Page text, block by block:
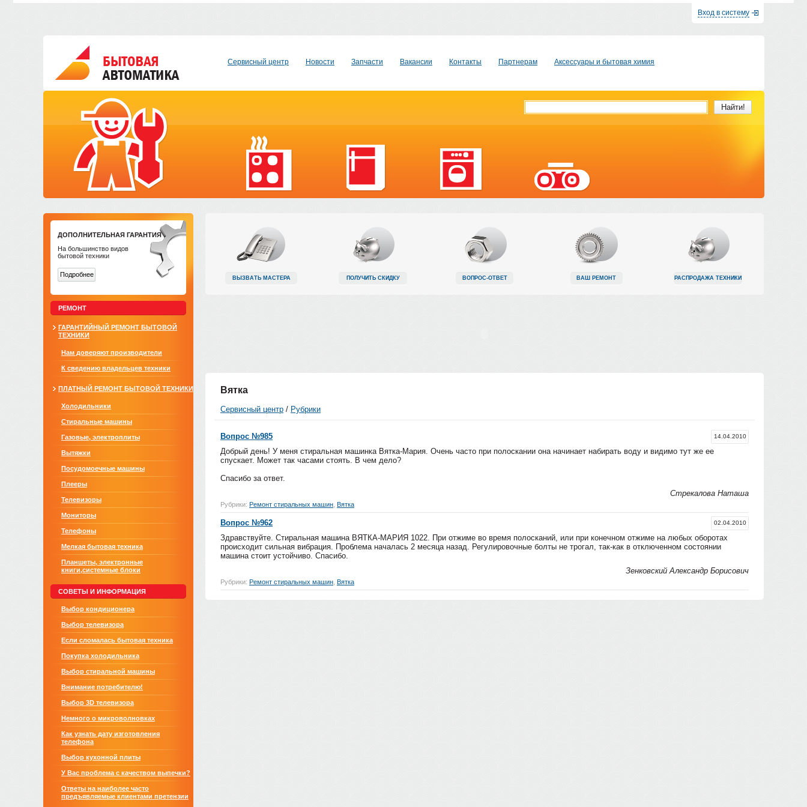
Вход в систему
Сервисный центр Новости Запчасти Вакансии Контакты Партнерам Аксессуары и бытовая химия
ДОПОЛНИТЕЛЬНАЯ ГАРАНТИЯ
На большинство видов
бытовой техники
Подробнее
РЕМОНТ
ГАРАНТИЙНЫЙ РЕМОНТ БЫТОВОЙ
ТЕХНИКИ
Нам доверяют производители
К сведению владельцев техники
ПЛАТНЫЙ РЕМОНТ БЫТОВОЙ ТЕХНИКИ
Холодильники
Стиральные машины
Газовые, электроплиты
Вытяжки
Посудомоечные машины
Плееры
Телевизоры
Мониторы
Телефоны
Мелкая бытовая техника
Планшеты, электронные
книги,системные блоки
СОВЕТЫ И ИНФОРМАЦИЯ
Выбор кондиционера
Выбор телевизора
Если сломалась бытовая техника
Покупка холодильника
Выбор стиральной машины
Внимание потребителю!
Выбор 3D телевизора
Немного о микроволновках
Как узнать дату изготовления
телефона
Выбор кухонной плиты
У Вас проблема с качеством выпечки?
Ответы на наиболее часто
предъявляемые клиентами претензии
ВЫЗВАТЬ МАСТЕРА ПОЛУЧИТЬ СКИДКУ ВОПРОС-ОТВЕТ ВАШ РЕМОНТ РАСПРОДАЖА ТЕХНИКИ
Вятка
Сервисный центр / Рубрики
14.04.2010
Вопрос №985
Добрый день! У меня стиральная машинка Вятка-Мария. Очень часто при полоскании она начинает набирать воду и видимо тут же ее
спускает. Может так часами стоять. В чем дело?
Спасибо за ответ.
Стрекалова Наташа
Рубрики: Ремонт стиральных машин Вятка
02.04.2010
Вопрос №962
Здравствуйте. Стиральная машина ВЯТКА-МАРИЯ 1022. При отжиме во время полосканий, или при конечном отжиме на любых оборотах
происходит сильная вибрация. Проблема началась 2 месяца назад. Регулировочные болты не трогал, так-как в отключенном состоянии
машина стоит устойчиво. Спасибо.
Зенковский Александр Борисович
Рубрики: Ремонт стиральных машин Вятка